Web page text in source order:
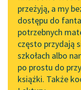
Chatterley” do
na Wolnych Lekturach
Nowy audiobook –
„Marzenie o Oriencie”
Sophie Elkan
Kolekcja
przeżyją, a my
dostępu do
potrzebnych
często przydają
szkołach albo
po prostu do
książki. Także